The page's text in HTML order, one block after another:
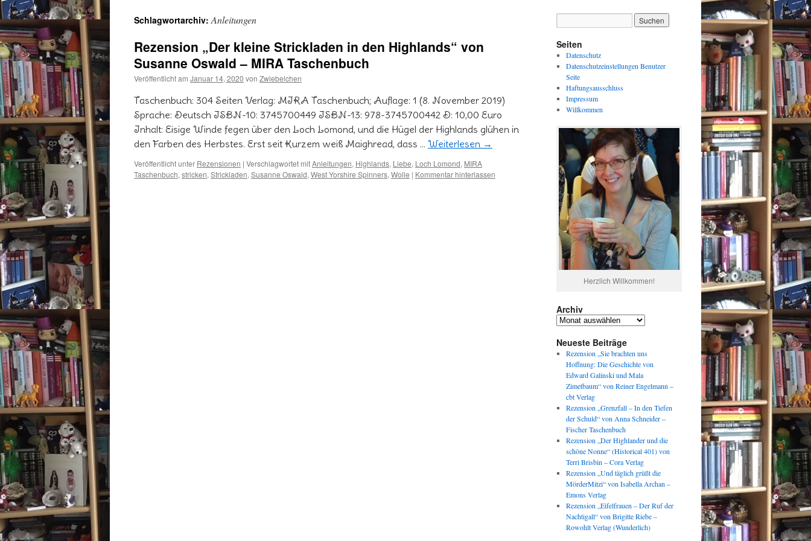
Schlagwortarchiv:Anleitungen
Rezension „Der kleine Strickladen in den Highlands“ von
Susanne Oswald – MIRA Taschenbuch
Veröffentlicht am Januar 14, 2020 von Zwiebelchen
Taschenbuch: 304 Seiten Verlag: MIRA Taschenbuch; Auflage: 1 (8. November 2019)
Sprache: Deutsch ISBN-10: 3745700449 ISBN-13: 978-3745700442 D: 10,00 Euro
Inhalt: Eisige Winde fegen über den Loch Lomond, und die Hügel der Highlands glühen in
den Farben des Herbstes. Erst seit Kurzem weiß Maighread, dass … Weiterlesen →
Veröffentlicht unter Rezensionen | Verschlagwortet mitAnleitungen, Highlands, Liebe, Loch Lomond, MIRA
Taschenbuch, stricken, Strickladen, Susanne Oswald, West Yorshire Spinners, Wolle | Kommentar hinterlassen
Seiten
Datenschutz
Datenschutzeinstellungen Benutzer
Seite
Haftungsausschluss
Impressum
Willkommen
Herzlich Willkommen!
Archiv
Archiv
Neueste Beiträge
Rezension „Sie brachten uns
Hoffnung: Die Geschichte von
Edward Galinski und Mala
Zimetbaum“ von Reiner Engelmann –
cbt Verlag
Rezension „Grenzfall – In den Tiefen
der Schuld“ von Anna Schneider –
Fischer Taschenbuch
Rezension „Der Highlander und die
schöne Nonne“ (Historical 401) von
Terri Brisbin – Cora Verlag
Rezension „Und täglich grüßt die
MörderMitzi“ von Isabella Archan –
Emons Verlag
Rezension „Eifelfrauen – Der Ruf der
Nachtigall“ von Brigitte Riebe –
Rowohlt Verlag (Wunderlich)